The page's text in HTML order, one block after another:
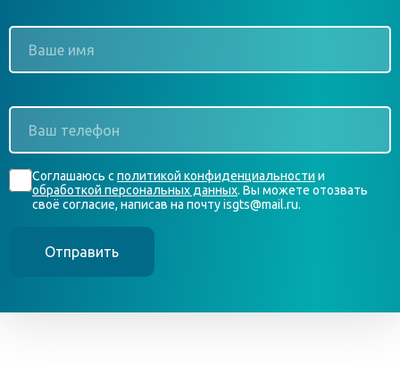
имя
телефон
Согласие
*
Соглашаюсь сполитикой конфиденциальности и
обработкой персональных данных. Вы можете отозвать
своё согласие, написав на почту isgts@mail.ru.